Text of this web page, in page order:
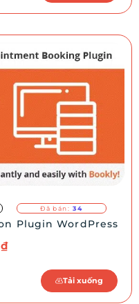
Đã bán: 34
Plugin WordPress
₫
Tải xuống